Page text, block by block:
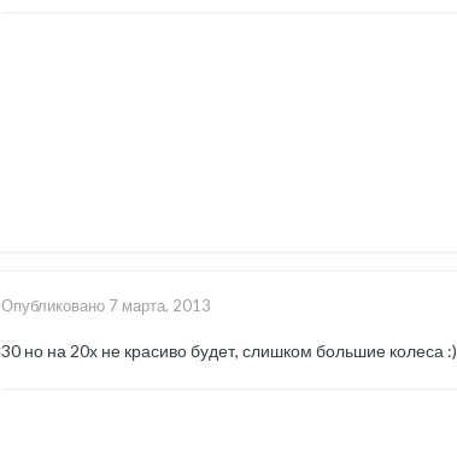
Опубликовано 7 марта, 2013
30 но на 20х не красиво будет, слишком большие колеса :)